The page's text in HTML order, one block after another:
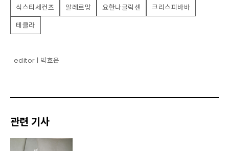
식스티세컨즈
알레르망 요한나글릭센
크리스피바바
테클라
editor | 박효은
관련 기사